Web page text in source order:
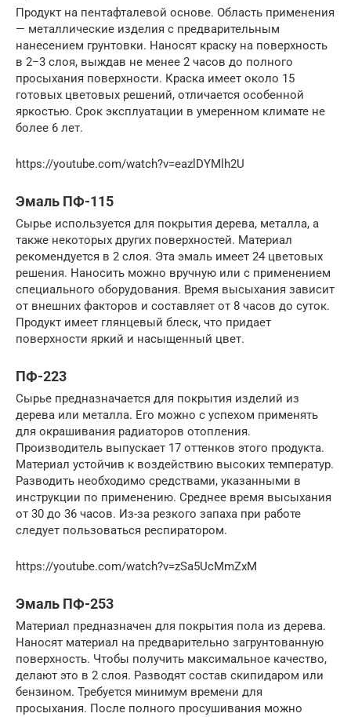
Продукт на пентафталевой основе. Область применения
— металлические изделия с предварительным
нанесением грунтовки. Наносят краску на поверхность
в 2−3 слоя, выждав не менее 2 часов до полного
просыхания поверхности. Краска имеет около 15
готовых цветовых решений, отличается особенной
яркостью. Срок эксплуатации в умеренном климате не
более 6 лет.
https://youtube.com/watch?v=eazlDYMlh2U
Эмаль ПФ-115
Сырье используется для покрытия дерева, металла, а
также некоторых других поверхностей. Материал
рекомендуется в 2 слоя. Эта эмаль имеет 24 цветовых
решения. Наносить можно вручную или с применением
специального оборудования. Время высыхания зависит
от внешних факторов и составляет от 8 часов до суток.
Продукт имеет глянцевый блеск, что придает
поверхности яркий и насыщенный цвет.
ПФ-223
Сырье предназначается для покрытия изделий из
дерева или металла. Его можно с успехом применять
для окрашивания радиаторов отопления.
Производитель выпускает 17 оттенков этого продукта.
Материал устойчив к воздействию высоких температур.
Разводить необходимо средствами, указанными в
инструкции по применению. Среднее время высыхания
от 30 до 36 часов. Из-за резкого запаха при работе
следует пользоваться респиратором.
https://youtube.com/watch?v=zSa5UcMmZxM
Эмаль ПФ-253
Материал предназначен для покрытия пола из дерева.
Наносят материал на предварительно загрунтованную
поверхность. Чтобы получить максимальное качество,
делают это в 2 слоя. Разводят состав скипидаром или
бензином. Требуется минимум времени для
просыхания. После полного просушивания можно